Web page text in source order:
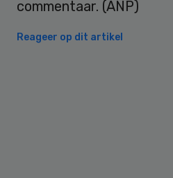
commentaar. (ANP)
Reageer op dit artikel